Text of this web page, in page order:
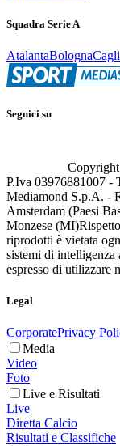
Squadra Serie A
AtalantaBologna
Seguici su
P.Iva 03976881007 -
Mediamond S.p.A. -
Amsterdam (Paesi
Monzese (MI)
riprodotti è vietata
sistemi di
espresso di utilizzare
Legal
CorporatePrivacy
Media
Video
Foto
Live e Risultati
Live
Diretta Calcio
Risultati e Classifiche